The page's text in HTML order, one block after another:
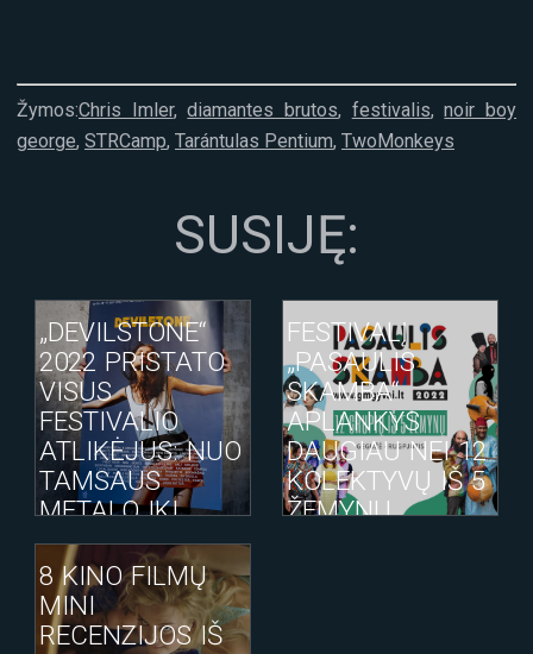
Žymos:Chris Imler,diamantes brutos, festivalis,noir boy
george, STRCamp, Tarántulas Pentium, TwoMonkeys
SUSIJĘ:
„DEVILSTONE“
2022 PRISTATO
VISUS
FESTIVALIO
ATLIKĖJUS: NUO
TAMSAUS
METALO IKI
NAKTINIŲ
ŠOKIŲ!
FESTIVALĮ
„PASAULIS
SKAMBA“
APLANKYS
DAUGIAU NEI 12
KOLEKTYVŲ IŠ 5
ŽEMYNŲ
8 KINO FILMŲ
MINI
RECENZIJOS IŠ